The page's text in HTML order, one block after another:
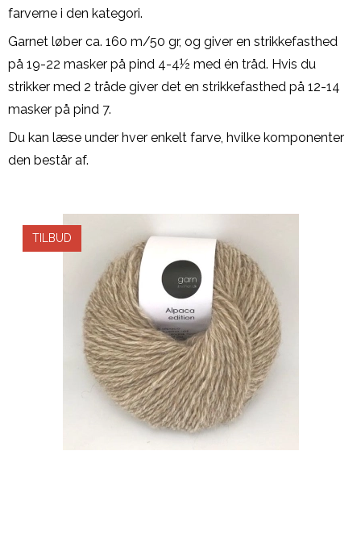
farverne i den kategori.
Garnet løber ca. 160 m/50 gr, og giver en strikkefasthed
på 19-22 masker på pind 4-4½ med én tråd. Hvis du
strikker med 2 tråde giver det en strikkefasthed på 12-14
masker på pind 7.
Du kan læse under hver enkelt farve, hvilke komponenter
den består af.
TILBUD